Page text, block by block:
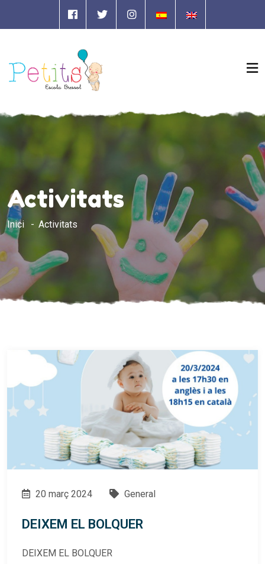
Activitats
Inici Activitats
20 març 2024 General
DEIXEM EL BOLQUER
DEIXEM EL BOLQUER